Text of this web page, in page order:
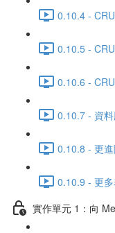
0.10.4 -
0.10.5 -
0.10.6 -
0.10.7 - 資
0.10.8 - 更
0.10.9 - 更
實作單元 1：向